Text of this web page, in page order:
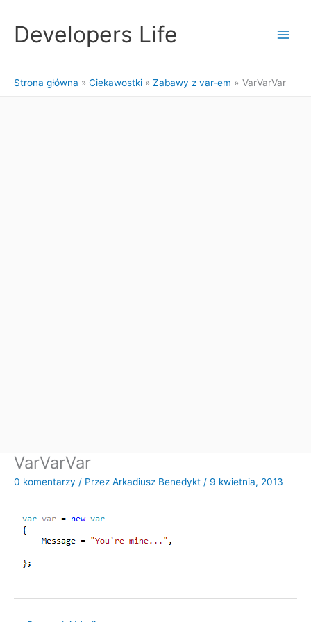
treściDevelopers Life
Strona główna Ciekawostki Zabawy z var-em VarVarVar
VarVarVar
0 komentarzy / Przez Arkadiusz Benedykt / 9 kwietnia, 2013